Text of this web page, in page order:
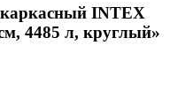
INTEX
4485 л, круглый»